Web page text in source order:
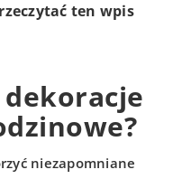
ten wpis
niezapomniane